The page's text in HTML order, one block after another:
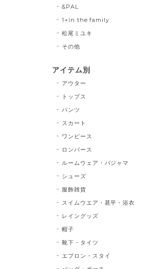
&PAL
1+in the family
松尾ミユキ
その他
アイテム別
アウター
トップス
パンツ
スカート
ワンピース
ロンパース
ルームウェア・パジャマ
シューズ
服飾雑貨
スイムウエア・甚平・浴衣
レイングッズ
帽子
靴下・タイツ
エプロン・スタイ